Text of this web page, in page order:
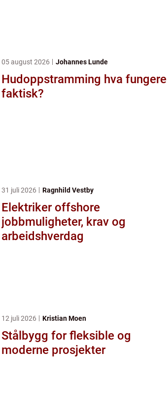
05 august 2026 Johannes Lunde
Hudoppstramming hva fungerer
faktisk?
31 juli 2026 Ragnhild Vestby
Elektriker offshore
jobbmuligheter, krav og
arbeidshverdag
12 juli 2026 Kristian Moen
Stålbygg for fleksible og
moderne prosjekter